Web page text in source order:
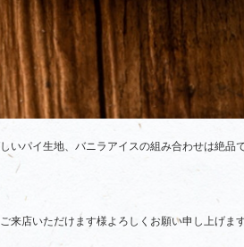
パイ生地、バニラアイスの組み合わせは絶
店いただけます様よろしくお願い申し上げます